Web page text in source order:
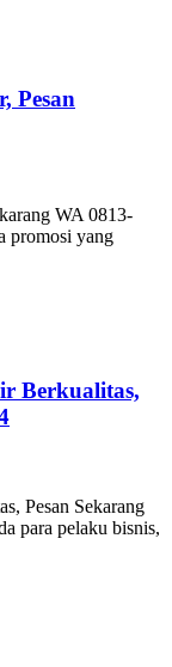
Pesan
WA 0813-
promosi yang
Berkualitas,
Pesan Sekarang
para pelaku bisnis,